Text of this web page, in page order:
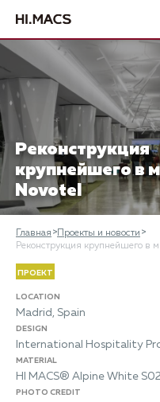
Реконструкция
крупнейшего в
Novotel
Главная
Проекты и новости
Реконструкция крупнейшего в
ПРОЕКТ
LOCATION
Madrid, Spain
DESIGN
International Hospitality
MATERIAL
HI MACS® Alpine White
PHOTO CREDIT